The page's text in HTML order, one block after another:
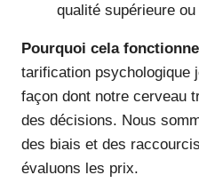
qualité supérieure
Pourquoi cela
tarification psychologique
façon dont notre cerveau
des décisions. Nous
des biais et des
évaluons les prix.